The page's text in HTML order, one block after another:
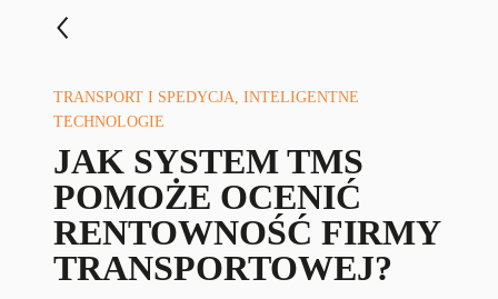
TRANSPORT I SPEDYCJA, INTELIGENTNE
TECHNOLOGIE
JAK SYSTEM TMS
POMOŻE OCENIĆ
RENTOWNOŚĆ FIRMY
TRANSPORTOWEJ?